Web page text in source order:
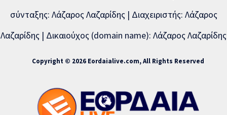
σύνταξης: Λάζαρος Λαζαρίδης | Διαχειριστής: Λάζαρος
Λαζαρίδης | Δικαιούχος (domain name): Λάζαρος Λαζαρίδης
Copyright © 2026 Eordaialive.com, All Rights Reserved